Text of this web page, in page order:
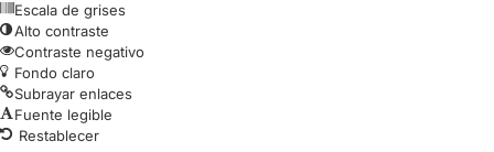
Escala de grises
Alto contraste
Contraste negativo
Fondo claro
Subrayar enlaces
Fuente legible
Restablecer